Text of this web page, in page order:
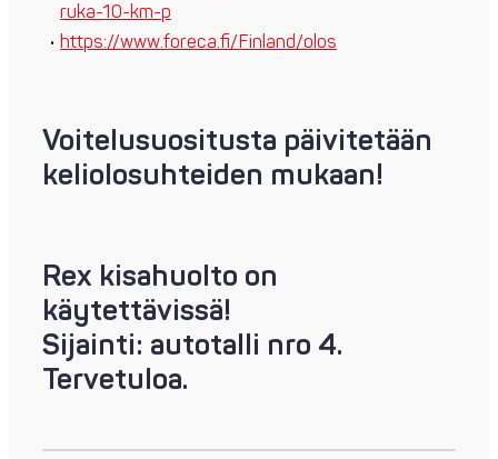
ruka-10-km-p
https://www.foreca.fi/Finland/olos
Voitelusuositusta päivitetään
keliolosuhteiden mukaan!
Rex kisahuolto on
käytettävissä!
Sijainti: autotalli nro 4.
Tervetuloa.